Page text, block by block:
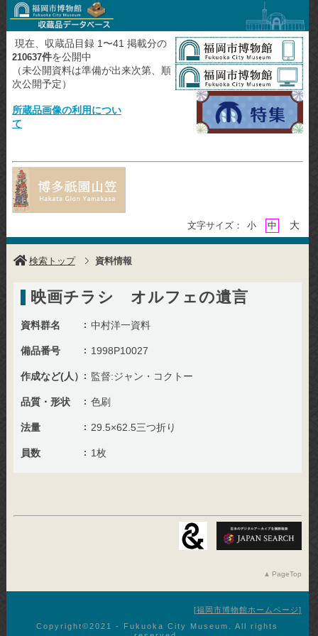
現在、収蔵品目録 1〜41 掲載分の
210637件を公開中
（未公開資料は準備が出来次第、順
次公開予定）
所蔵品画像の利用につい
て
文字サイズ： 小 中 大
検索トップ 資料情報
映画チラシ オルフェの遺言
資料群名 中村洋一資料
備品番号 1998P10027
作成など(人） 監督:ジャン・コクトー
品質・形状 色刷
法量 29.5×62.5三つ折り
員数 1枚
PageTop
福岡市博物館ホームページ
Copyright©︎2021 - Fukuoka City Museum. All rights